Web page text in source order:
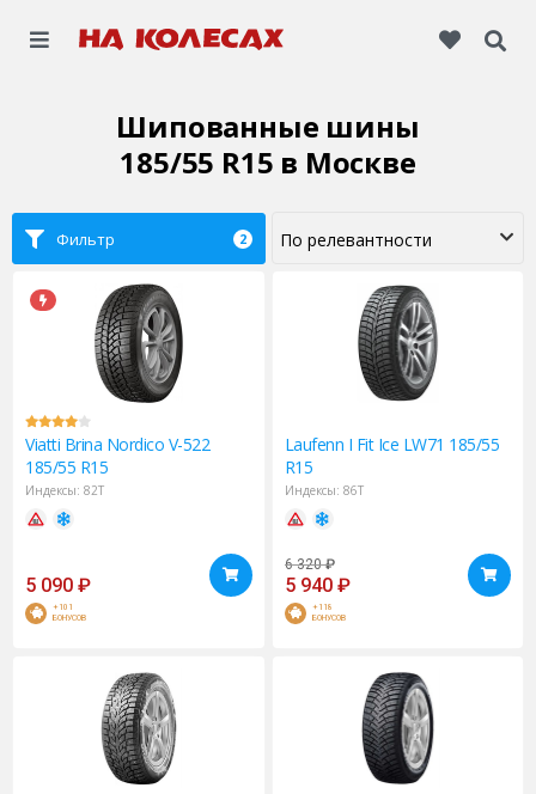
Шипованные шины
185/55 R15 в Москве
Фильтр 2
Viatti Brina Nordico V-522
185/55 R15
Индексы: 82T
5 090 ₽
+101
БОНУСОВ
Laufenn I Fit Ice LW71 185/55
R15
Индексы: 86T
6 320 ₽
5 940 ₽
+118
БОНУСОВ